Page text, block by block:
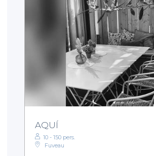
AQUÍ
10 - 150 pers.
Fuveau